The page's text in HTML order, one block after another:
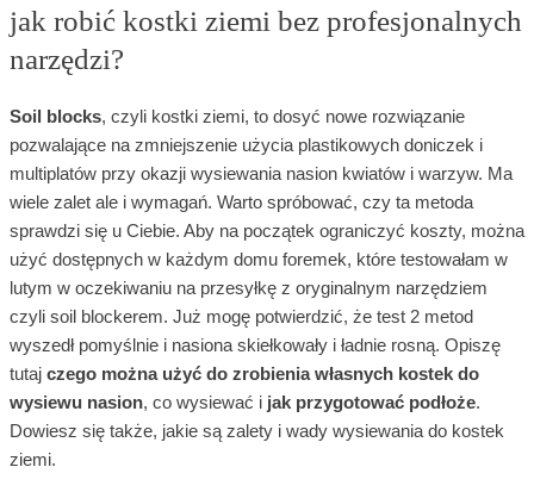
jak robić kostki ziemi bez profesjonalnych
narzędzi?
Soil blocks, czyli kostki ziemi, to dosyć nowe rozwiązanie
pozwalające na zmniejszenie użycia plastikowych doniczek i
multiplatów przy okazji wysiewania nasion kwiatów i warzyw. Ma
wiele zalet ale i wymagań. Warto spróbować, czy ta metoda
sprawdzi się u Ciebie. Aby na początek ograniczyć koszty, można
użyć dostępnych w każdym domu foremek, które testowałam w
lutym w oczekiwaniu na przesyłkę z oryginalnym narzędziem
czyli soil blockerem. Już mogę potwierdzić, że test 2 metod
wyszedł pomyślnie i nasiona skiełkowały i ładnie rosną. Opiszę
tutaj czego można użyć do zrobienia własnych kostek do
wysiewu nasion, co wysiewać i jak przygotować podłoże.
Dowiesz się także, jakie są zalety i wady wysiewania do kostek
ziemi.